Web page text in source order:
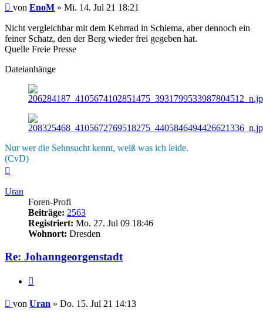
Beitrag
von EnoM » Mi. 14. Jul 21 18:21
Nicht vergleichbar mit dem Kehrrad in Schlema, aber dennoch ein
feiner Schatz, den der Berg wieder frei gegeben hat.
Quelle Freie Presse
Dateianhänge
Nur wer die Sehnsucht kennt, weiß was ich leide.
(CvD)
Uran
Foren-Profi
Beiträge: 2563
Registriert: Mo. 27. Jul 09 18:46
Wohnort: Dresden
Re: Johanngeorgenstadt
Beitrag
von Uran » Do. 15. Jul 21 14:13